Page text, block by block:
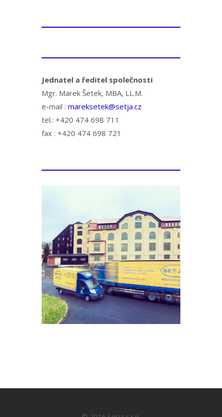
Jednatel a ředitel společnosti
Mgr. Marek Šetek, MBA, LL.M.
e-mail : mareksetek@setja.cz
tel.: +420 474 698 711
fax : +420 474 698 721